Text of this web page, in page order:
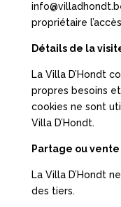
propriétaire
Détails de la
La Villa D’Hondt
propres besoins
cookies ne sont
Villa D’Hondt.
Partage ou
La Villa D’Hondt
des tiers.